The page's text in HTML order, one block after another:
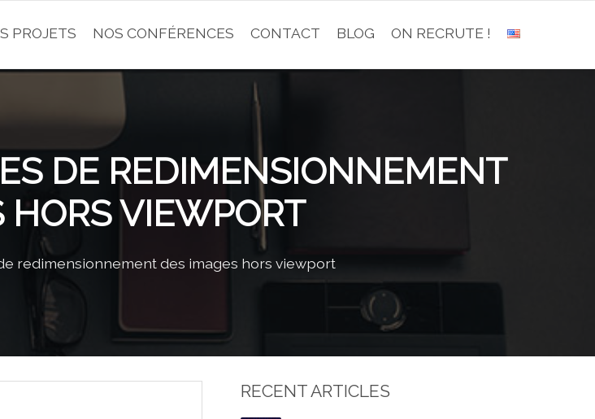
PROJETS NOS CONFÉRENCES CONTACT BLOG ON RECRUTE !
DE REDIMENSIONNEMENT
HORS VIEWPORT
redimensionnement des images hors viewport
RECENT ARTICLES